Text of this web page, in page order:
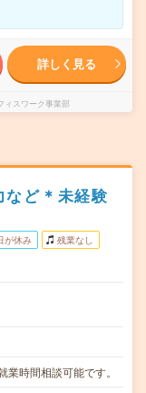
詳しく見る
スワーク事業部
など＊未経験
が休み 残業なし
時間相談可能です。